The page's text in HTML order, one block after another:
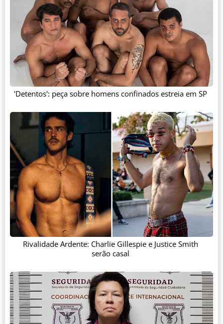
'Detentos': peça sobre homens confinados estreia em SP
Rivalidade Ardente: Charlie Gillespie e Justice Smith
serão casal